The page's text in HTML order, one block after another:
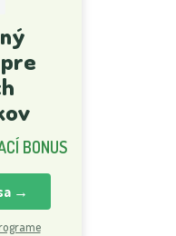
BONUS
→